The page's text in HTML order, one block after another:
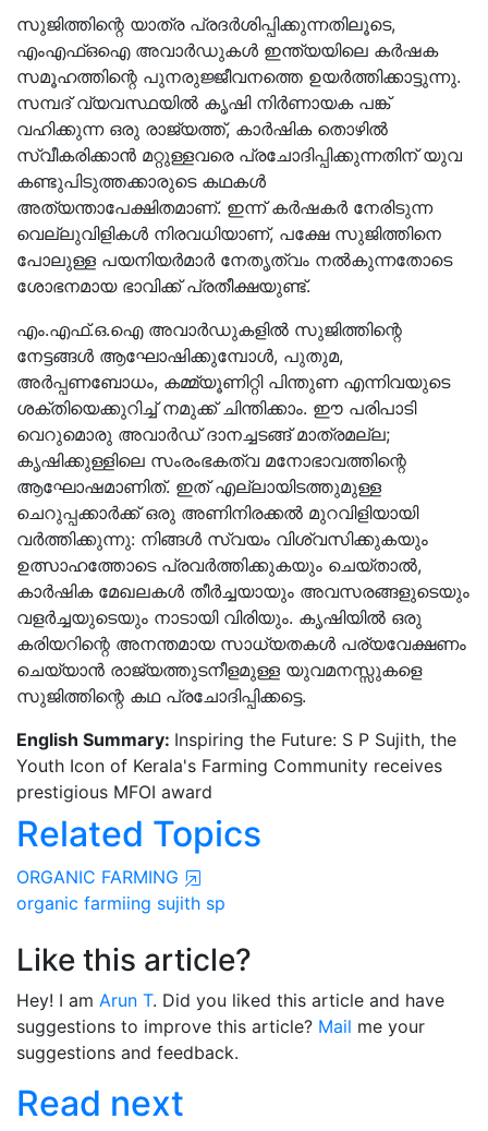
സുജിത്തിന്റെ യാത്ര പ്രദർശിപ്പിക്കുന്നതിലൂടെ,
എംഎഫ്ഒഐ അവാർഡുകൾ ഇന്ത്യയിലെ കർഷക
സമൂഹത്തിന്റെ പുനരുജ്ജീവനത്തെ ഉയർത്തിക്കാട്ടുന്നു.
സമ്പദ് വ്യവസ്ഥയിൽ കൃഷി നിർണായക പങ്ക്
വഹിക്കുന്ന ഒരു രാജ്യത്ത്, കാർഷിക തൊഴിൽ
സ്വീകരിക്കാൻ മറ്റുള്ളവരെ പ്രചോദിപ്പിക്കുന്നതിന് യുവ
കണ്ടുപിടുത്തക്കാരുടെ കഥകൾ
അത്യന്താപേക്ഷിതമാണ്. ഇന്ന് കർഷകർ നേരിടുന്ന
വെല്ലുവിളികൾ നിരവധിയാണ്, പക്ഷേ സുജിത്തിനെ
പോലുള്ള പയനിയർമാർ നേതൃത്വം നൽകുന്നതോടെ
ശോഭനമായ ഭാവിക്ക് പ്രതീക്ഷയുണ്ട്.
എം.എഫ്.ഒ.ഐ അവാർഡുകളിൽ സുജിത്തിന്റെ
നേട്ടങ്ങൾ ആഘോഷിക്കുമ്പോൾ, പുതുമ,
അർപ്പണബോധം, കമ്മ്യൂണിറ്റി പിന്തുണ എന്നിവയുടെ
ശക്തിയെക്കുറിച്ച് നമുക്ക് ചിന്തിക്കാം. ഈ പരിപാടി
വെറുമൊരു അവാർഡ് ദാനച്ചടങ്ങ് മാത്രമല്ല;
കൃഷിക്കുള്ളിലെ സംരംഭകത്വ മനോഭാവത്തിന്റെ
ആഘോഷമാണിത്. ഇത് എല്ലായിടത്തുമുള്ള
ചെറുപ്പക്കാർക്ക് ഒരു അണിനിരക്കൽ മുറവിളിയായി
വർത്തിക്കുന്നു: നിങ്ങൾ സ്വയം വിശ്വസിക്കുകയും
ഉത്സാഹത്തോടെ പ്രവർത്തിക്കുകയും ചെയ്താൽ,
കാർഷിക മേഖലകൾ തീർച്ചയായും അവസരങ്ങളുടെയും
വളർച്ചയുടെയും നാടായി വിരിയും. കൃഷിയിൽ ഒരു
കരിയറിന്റെ അനന്തമായ സാധ്യതകൾ പര്യവേക്ഷണം
ചെയ്യാൻ രാജ്യത്തുടനീളമുള്ള യുവമനസ്സുകളെ
സുജിത്തിന്റെ കഥ പ്രചോദിപ്പിക്കട്ടെ.
English Summary: Inspiring the Future: S P Sujith, the
Youth Icon of Kerala's Farming Community receives
prestigious MFOI award
Related Topics
ORGANIC FARMING
organic farmiing sujith sp
Like this article?
Hey! I am Arun T. Did you liked this article and have
suggestions to improve this article? Mail me your
suggestions and feedback.
Read next